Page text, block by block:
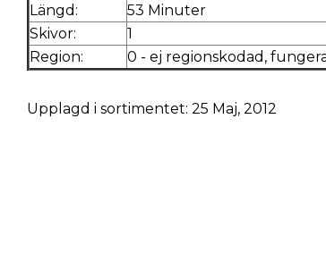
Längd:
53 Minuter
Skivor:
1
Region:
0 - ej regionskodad,
Upplagd i sortimentet: 25 Maj, 2012